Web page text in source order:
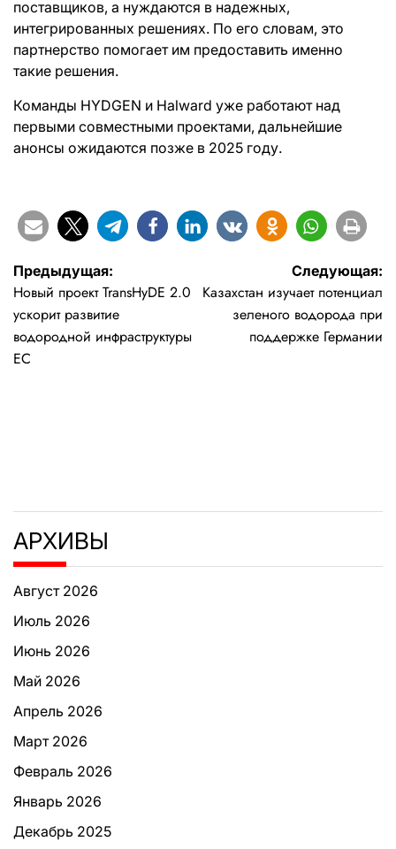
поставщиков, а нуждаются в надежных,
интегрированных решениях. По его словам, это
партнерство помогает им предоставить именно
такие решения.
Команды HYDGEN и Halward уже работают над
первыми совместными проектами, дальнейшие
анонсы ожидаются позже в 2025 году.
Навигация
по
записям
Предыдущая:
Новый проект TransHyDE 2.0
ускорит развитие
водородной инфраструктуры
ЕС
Следующая:
Казахстан изучает потенциал
зеленого водорода при
поддержке Германии
АРХИВЫ
Август 2026
Июль 2026
Июнь 2026
Май 2026
Апрель 2026
Март 2026
Февраль 2026
Январь 2026
Декабрь 2025